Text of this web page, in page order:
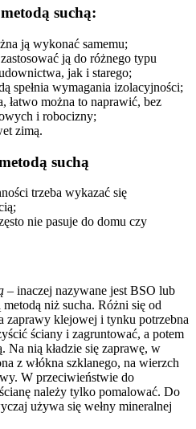
suchą:
ją wykonać samemu;
ją do różnego typu
jak i starego;
spełnia wymagania izolacyjności;
łatwo można to naprawić, bez
i robocizny;
zimą.
suchą
trzeba wykazać się
nie pasuje do domu czy
– inaczej nazywane jest BSO lub
niż sucha. Różni się od
zaprawy klejowej i tynku potrzebna
ściany i zagruntować, a potem
Na nią kładzie się zaprawę, w
z włókna szklanego, na wierzch
W przeciwieństwie do
należy tylko pomalować. Do
używa się wełny mineralnej